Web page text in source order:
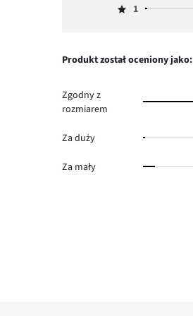
głosów
ilość
2,
4.
Ocena
głosów
1
Produkt został oceniony jako:
Zgodny z
rozmiarem
Za duży
Za mały